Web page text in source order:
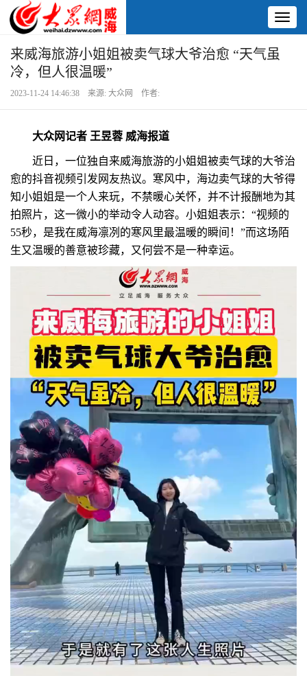
来威海旅游小姐姐被卖气球大爷治愈 “天气虽
冷，但人很温暖”
2023-11-24 14:46:38 来源: 大众网 作者:
大众网记者 王昱蓉 威海报道
近日，一位独自来威海旅游的小姐姐被卖气球的大爷治
愈的抖音视频引发网友热议。寒风中，海边卖气球的大爷得
知小姐姐是一个人来玩，不禁暖心关怀，并不计报酬地为其
拍照片，这一微小的举动令人动容。小姐姐表示：“视频的
55秒，是我在威海凛冽的寒风里最温暖的瞬间！”而这场陌
生又温暖的善意被珍藏，又何尝不是一种幸运。